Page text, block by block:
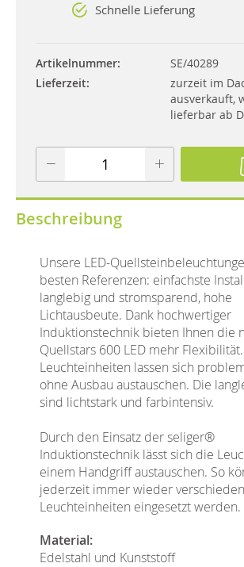
Schnelle Lieferung
Artikelnummer
SE/40289
Lieferzeit
zurzeit im
ausverkauft,
lieferbar ab
Beschreibung
Unsere LED-
besten Referenzen: einfachste
langlebig und stromsparend, hohe
Lichtausbeute. Dank hochwertiger
Induktionstechnik bieten Ihnen die
Quellstars 600 LED mehr
Leuchteinheiten lassen sich
ohne Ausbau austauschen. Die
sind lichtstark und farbintensiv.
Durch den Einsatz der seliger®
Induktionstechnik lässt sich die
einem Handgriff austauschen. So
jederzeit immer wieder
Leuchteinheiten eingesetzt werden.
Material:
Edelstahl und Kunststoff